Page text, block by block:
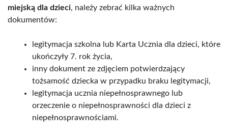
miejską dla dzieci, należy zebrać kilka ważnych
dokumentów:
legitymacja szkolna lub Karta Ucznia dla dzieci, które
ukończyły 7. rok życia,
inny dokument ze zdjęciem potwierdzający
tożsamość dziecka w przypadku braku legitymacji,
legitymacja ucznia niepełnosprawnego lub
orzeczenie o niepełnosprawności dla dzieci z
niepełnosprawnościami.